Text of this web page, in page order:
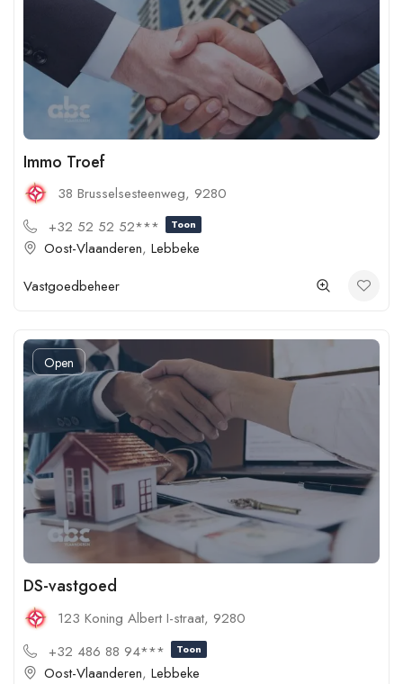
Immo Troef
38 Brusselsesteenweg, 9280
+32 52 52 52***
Toon
Oost-Vlaanderen, Lebbeke
Vastgoedbeheer
Open
DS-vastgoed
123 Koning Albert I-straat, 9280
+32 486 88 94***
Toon
Oost-Vlaanderen, Lebbeke